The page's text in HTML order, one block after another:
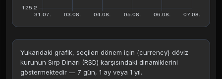
Yukarıdaki grafik, seçilen dönem için {currency} döviz
kurunun Sırp Dinarı (RSD) karşısındaki dinamiklerini
göstermektedir — 7 gün, 1 ay veya 1 yıl.